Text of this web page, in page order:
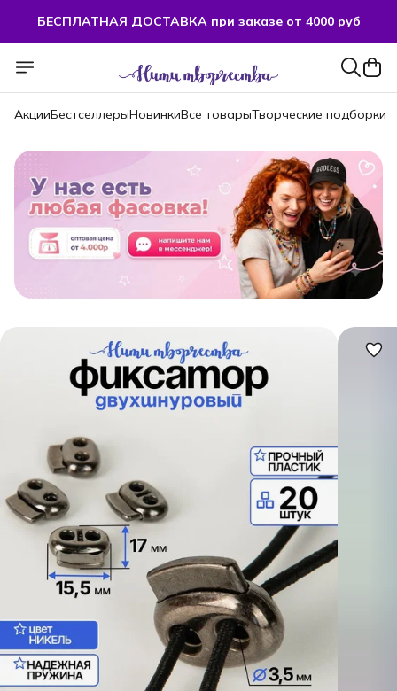
БЕСПЛАТНАЯ ДОСТАВКА при заказе от 4000 руб
БЕСПЛАТНАЯ ДОСТАВКА при заказе от 4000 руб
АкцииБестселлерыНовинкиВсе товарыТворческие подборки